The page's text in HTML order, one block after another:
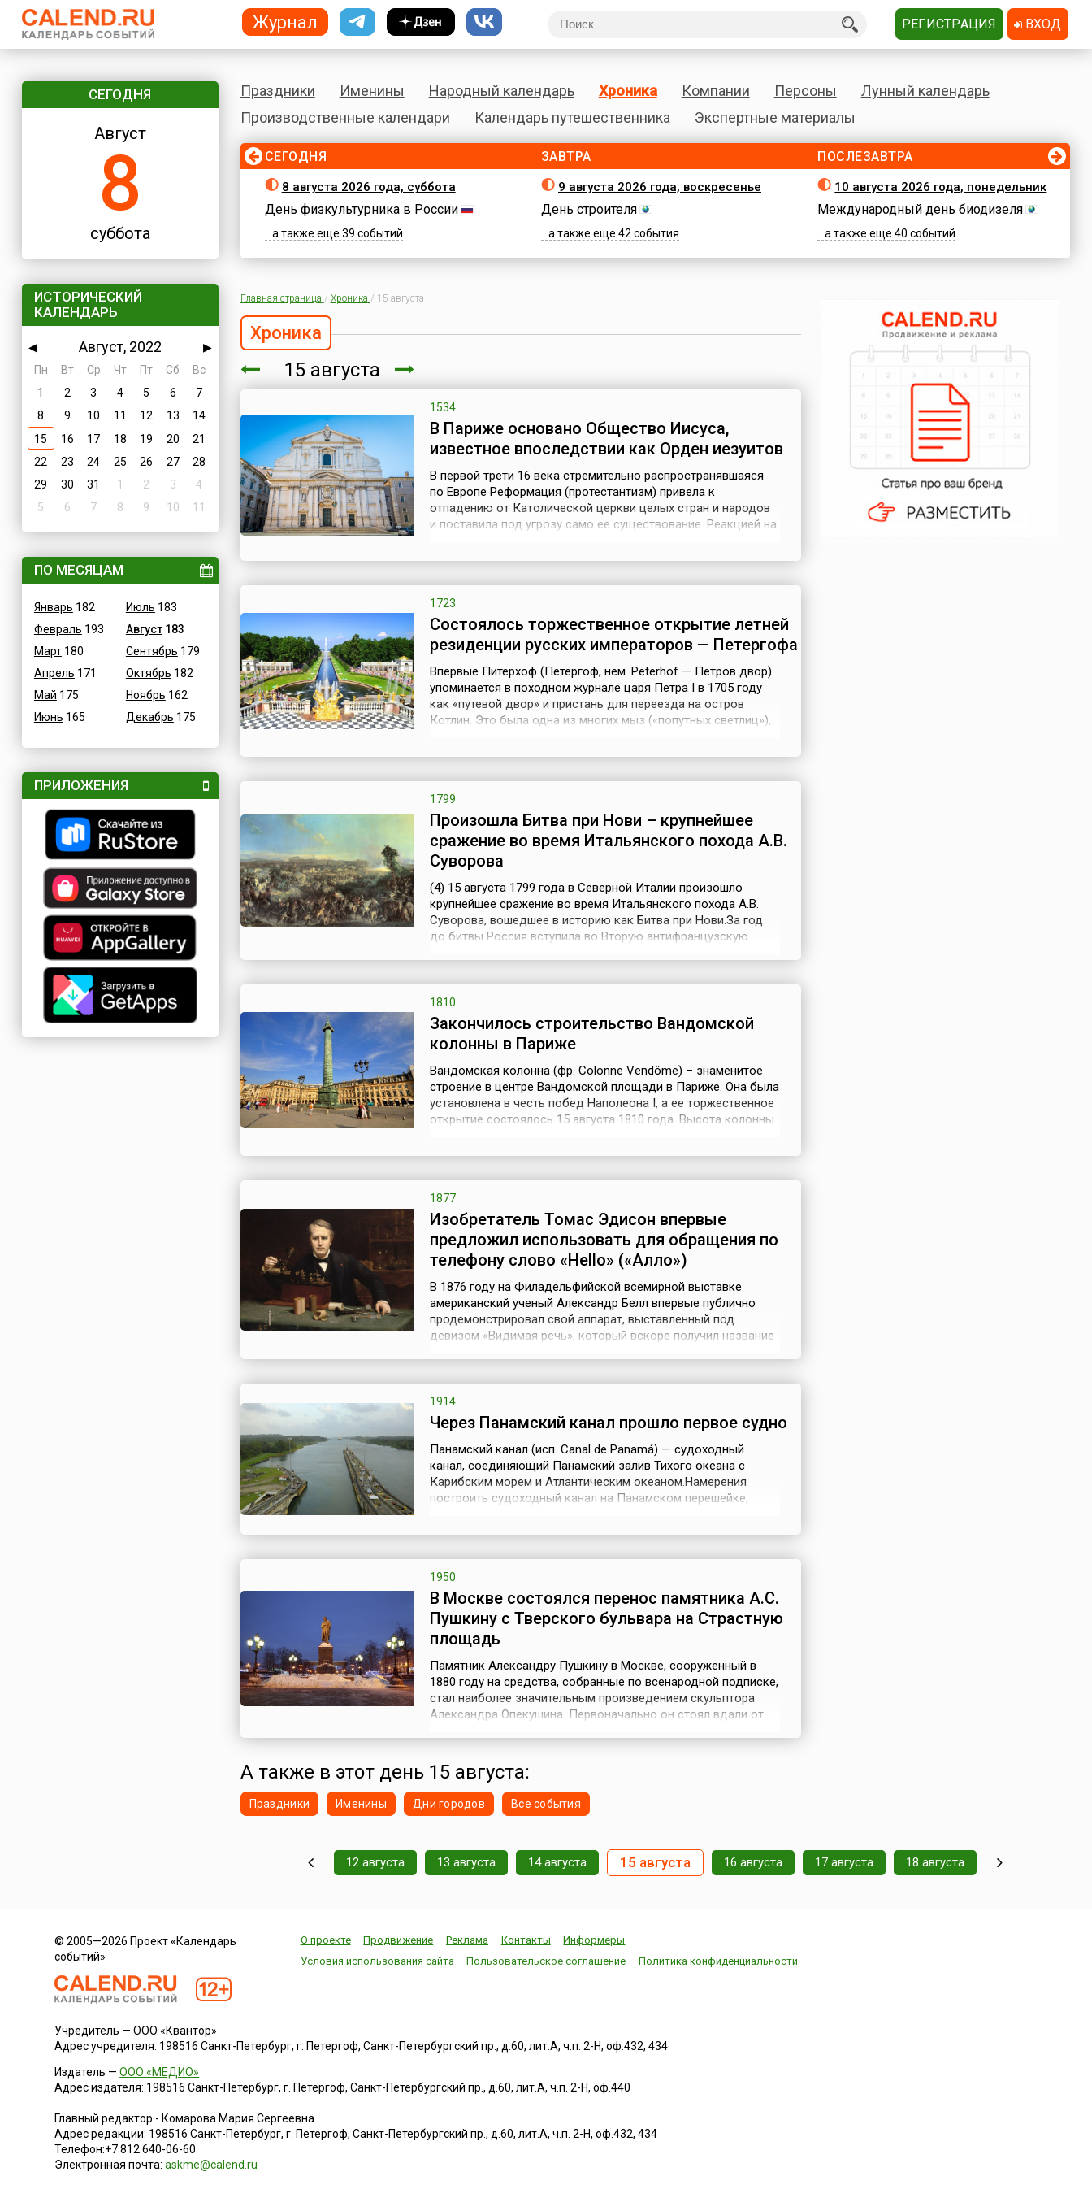
СЕГОДНЯ
Август
8
суббота
ИСТОРИЧЕСКИЙ
КАЛЕНДАРЬ
◀ Август, 2022
▶
Пн
Вт Ср Чт Пт Сб
Вс
1
2 3 4 5 6
7
8
9 10 11 12 13
14
15
16 17 18 19 20
21
22
23 24 25 26 27
28
29
30 31 1 2 3
4
5
6 7 8 9 10 11
ПО МЕСЯЦАМ
Январь 182
Февраль 193
Март180
Апрель 171
Май 175
Июнь 165
Июль 183
Август183
Сентябрь 179
Октябрь 182
Ноябрь 162
Декабрь 175
ПРИЛОЖЕНИЯ
Праздники Именины Народный календарь Хроника Компании Персоны
Лунный календарь
Производственные календари
Календарь путешественника Экспертные материалы
СЕГОДНЯ
8 августа 2026 года, суббота
День физкультурника в России
...а также еще 39 событий
ЗАВТРА
9 августа 2026 года, воскресенье
День строителя
...а также еще 42 события
ПОСЛЕЗАВТРА
10 августа 2026 года, понедельник
Международный день биодизеля
...а также еще 40 событий
Главная страница / Хроника / 15 августа
Хроника
15 августа
1534
В Париже основано Общество Иисуса,
известное впоследствии как Орден иезуитов
В первой трети 16 века стремительно распространявшаяся
по Европе Реформация (протестантизм) привела к
отпадению от Католической церкви целых стран и народов
и поставила под угрозу само ее существование. Реакцией на
проповедником Игнатие...
1723
Состоялось торжественное открытие летней
резиденции русских императоров — Петергофа
Впервые Питерхоф (Петергоф, нем. Peterhof — Петров двор)
упоминается в походном журнале царя Петра I в 1705 году
как «путевой двор» и пристань для переезда на остров
Котлин. Это была одна из многих мыз («попутных светлиц»),
по своей ...
1799
Произошла Битва при Нови – крупнейшее
сражение во время Итальянского похода А.В.
Суворова
(4) 15 августа 1799 года в Северной Италии произошло
крупнейшее сражение во время Итальянского похода А.В.
Суворова, вошедшее в историю как Битва при Нови.За год
до битвы Россия вступила во Вторую антифранцузскую
союзными русско-австрийскими войсками был назначен
возвращённый из ссылки Павлом I ...
1810
Закончилось строительство Вандомской
колонны в Париже
Вандомская колонна (фр. Colonne Vendôme) – знаменитое
строение в центре Вандомской площади в Париже. Она была
установлена в честь побед Наполеона I, а ее торжественное
открытие состоялось 15 августа 1810 года. Высота колонны
– по...
1877
Изобретатель Томас Эдисон впервые
предложил использовать для обращения по
телефону слово «Нello» («Алло»)
В 1876 году на Филадельфийской всемирной выставке
американский ученый Александр Белл впервые публично
продемонстрировал свой аппарат, выставленный под
девизом «Видимая речь», который вскоре получил название
сенсацией выставки после того, как ее почетный гость,
бразильский король дон ...
1914
Через Панамский канал прошло первое судно
Панамский канал (исп. Canal de Panamá) — судоходный
канал, соединяющий Панамский залив Тихого океана с
Карибским морем и Атлантическим океаном.Намерения
построить судоходный канал на Панамском перешейке,
Однако практическое воплощение подобного проекта ...
1950
В Москве состоялся перенос памятника А.С.
Пушкину с Тверского бульвара на Страстную
площадь
Памятник Александру Пушкину в Москве, сооруженный в
1880 году на средства, собранные по всенародной подписке,
стал наиболее значительным произведением скульптора
Александра Опекушина. Первоначально он стоял вдали от
окружавшая монумент, хорошо гармонировала с
камерностью авторского решен...
А также в этот день 15 августа:
Праздники Именины Дни городов Все события
12 августа 13 августа 14 августа 15 августа 16 августа 17 августа 18 августа
© 2005—2026 Проект «Календарь
событий»
О проекте Продвижение Реклама Контакты
Информеры
Условия использования сайта
Пользовательское соглашение Политика конфиденциальности
Учредитель — ООО «Квантор»
Адрес учредителя: 198516 Санкт-Петербург, г. Петергоф, Санкт-Петербургский пр., д.60, лит.А, ч.п. 2-Н, оф.432, 434
Издатель —ООО «МЕДИО»
Адрес издателя: 198516 Санкт-Петербург, г. Петергоф, Санкт-Петербургский пр., д.60, лит.А, ч.п. 2-Н, оф.440
Главный редактор - Комарова Мария Сергеевна
Адрес редакции: 198516 Санкт-Петербург, г. Петергоф,Санкт-Петербургский пр., д.60, лит.А, ч.п. 2-Н, оф.432, 434
Телефон:+7 812 640-06-60
Электронная почта:askme@calend.ru
Журнал РЕГИСТРАЦИЯ ВХОД